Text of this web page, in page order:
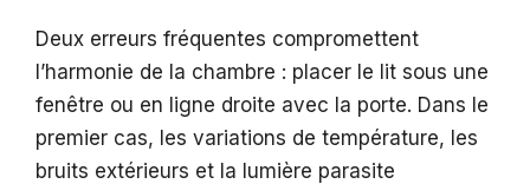
Deux erreurs fréquentes compromettent
l’harmonie de la chambre : placer le lit sous une
fenêtre ou en ligne droite avec la porte. Dans le
premier cas, les variations de température, les
bruits extérieurs et la lumière parasite